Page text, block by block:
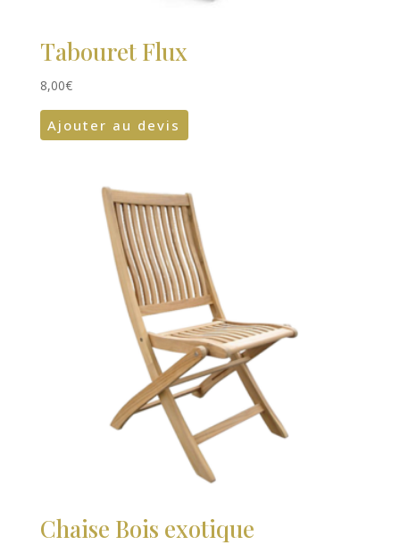
Tabouret Flux
8,00€
Ajouter au devis
Chaise Bois exotique